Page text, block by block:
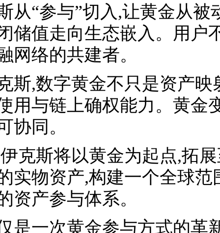
从“参与”切入,让黄金从被
储值走向生态嵌入。用户
网络的共建者。
斯,数字黄金不只是资产
用与链上确权能力。黄金
协同。
克斯将以黄金为起点,拓
实物资产,构建一个全球
资产参与体系。
是一次黄金参与方式的革